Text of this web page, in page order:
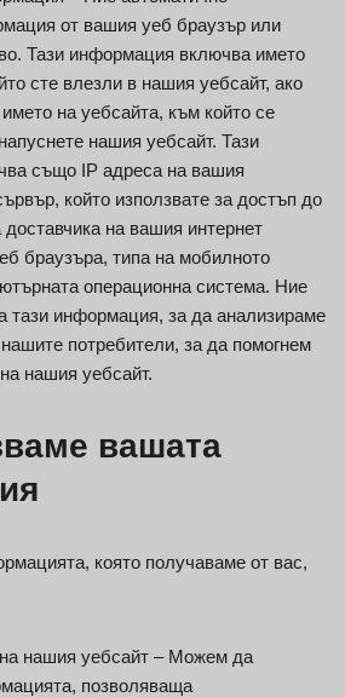
от вашия уеб браузър или
Тази информация включва името
сте влезли в нашия уебсайт, ако
на уебсайта, към който се
нашия уебсайт. Тази
също IP адреса на вашия
който използвате за достъп до
доставчика на вашия интернет
браузъра, типа на мобилното
операционна система. Ние
тази информация, за да анализираме
потребители, за да помогнем
нашия уебсайт.
вашата
която получаваме от вас,
нашия уебсайт – Можем да
позволяваща